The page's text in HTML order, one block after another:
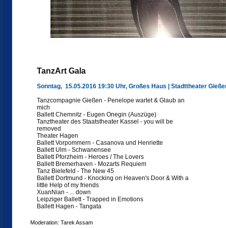
TanzArt Gala
Sonntag, 15.05.2016 19:30 Uhr, Großes Haus | Stadttheater
Tanzcompagnie Gießen - Penelope wartet & Glaub an
mich
Ballett Chemnitz - Eugen Onegin (Auszüge)
Tanztheater des Staatstheater Kassel - you will be
removed
Theater Hagen
Ballett Vorpommern - Casanova und Henriette
Ballett Ulm - Schwanensee
Ballett Pforzheim - Heroes / The Lovers
Ballett Bremerhaven - Mozarts Requiem
Tanz Bielefeld - The New 45
Ballett Dortmund - Knocking on Heaven's Door & With a
little Help of my friends
XuanNian - ... down
Leipziger Ballett - Trapped in Emotions
Ballett Hagen - Tangata
Moderation: Tarek Assam